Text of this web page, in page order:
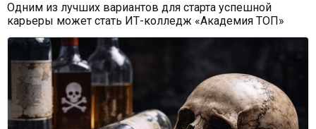
Одним из лучших вариантов для старта успешной
карьеры может стать ИТ-колледж «Академия ТОП»